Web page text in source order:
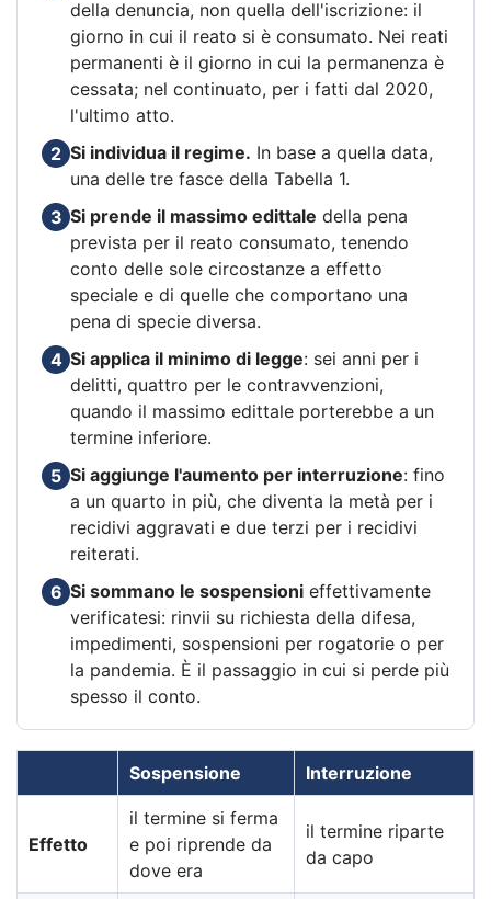
della denuncia, non quella dell'iscrizione: il
giorno in cui il reato si è consumato. Nei reati
permanenti è il giorno in cui la permanenza è
cessata; nel continuato, per i fatti dal 2020,
l'ultimo atto.
2 Si individua il regime. In base a quella data,
una delle tre fasce della Tabella 1.
3 Si prende il massimo edittale della pena
prevista per il reato consumato, tenendo
conto delle sole circostanze a effetto
speciale e di quelle che comportano una
pena di specie diversa.
4 Si applica il minimo di legge: sei anni per i
delitti, quattro per le contravvenzioni,
quando il massimo edittale porterebbe a un
termine inferiore.
5 Si aggiunge l'aumento per interruzione: fino
a un quarto in più, che diventa la metà per i
recidivi aggravati e due terzi per i recidivi
reiterati.
6 Si sommano le sospensioni effettivamente
verificatesi: rinvii su richiesta della difesa,
impedimenti, sospensioni per rogatorie o per
la pandemia. È il passaggio in cui si perde più
spesso il conto.
Sospensione Interruzione
Effetto
il termine si ferma
e poi riprende da
dove era
il termine riparte
da capo